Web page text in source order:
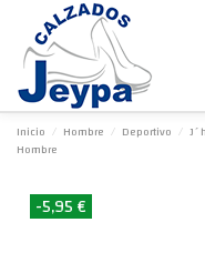
Inicio Hombre Deportivo
Hombre
-5,95 €